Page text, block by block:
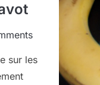
sur les